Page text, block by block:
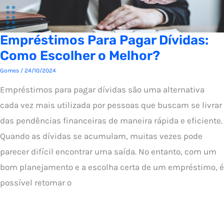
Empréstimos Para Pagar Dívidas:
Como Escolher o Melhor?
Gomes / 24/10/2024
Empréstimos para pagar dívidas são uma alternativa
cada vez mais utilizada por pessoas que buscam se livrar
das pendências financeiras de maneira rápida e eficiente.
Quando as dívidas se acumulam, muitas vezes pode
parecer difícil encontrar uma saída. No entanto, com um
bom planejamento e a escolha certa de um empréstimo, é
possível retomar o